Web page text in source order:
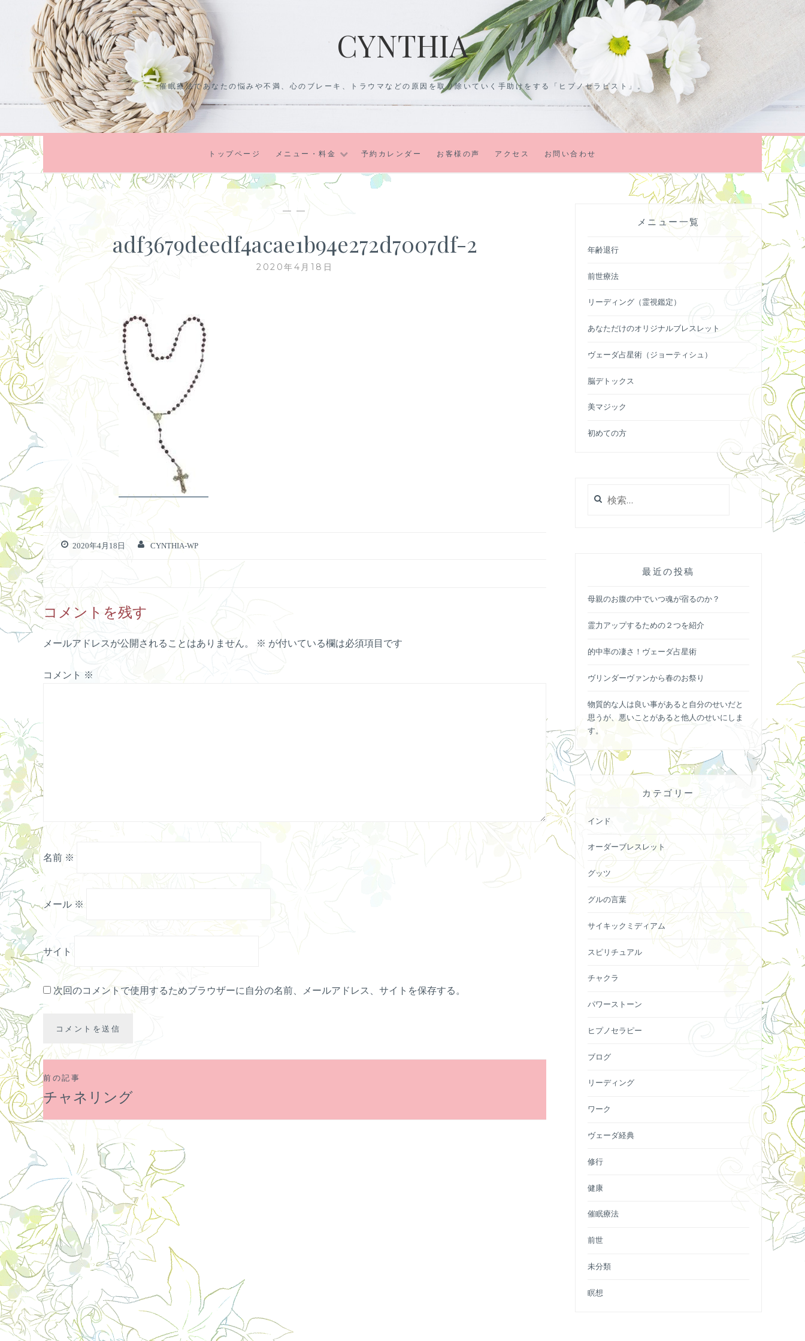
ス
ッ
プ
CYNTHIA
催眠療法であなたの悩みや不満、心のブレーキ、トラウマなどの原因を取り除いていく手助けをする「ヒプノセラピスト」。
トップページ メニュー・料金 予約カレンダー お客様の声 アクセス お問い合わせ
— —
adf3679deedf4acae1b94e272d7007df-2
2020年4月18日
2020年4月18日 CYNTHIA-WP
コメントを残す
メールアドレスが公開されることはありません。 ※ が付いている欄は必須項目です
コメント ※
名前 ※
メール ※
サイト
次回のコメントで使用するためブラウザーに自分の名前、メールアドレス、サイトを保存する。
投
稿
ナ
ビ
ゲ
ー
シ
前の記事
チャネリング
メニュー一覧
年齢退行
前世療法
リーディング（霊視鑑定）
あなただけのオリジナルブレスレット
ヴェーダ占星術（ジョーティシュ）
脳デトックス
美マジック
初めての方
索:
最近の投稿
母親のお腹の中でいつ魂が宿るのか？
霊力アップするための２つを紹介
的中率の凄さ！ヴェーダ占星術
ヴリンダーヴァンから春のお祭り
物質的な人は良い事があると自分のせいだと
思うが、悪いことがあると他人のせいにしま
す。
カテゴリー
インド
オーダーブレスレット
グッツ
グルの言葉
サイキックミディアム
スピリチュアル
チャクラ
パワーストーン
ヒプノセラピー
ブログ
リーディング
ワーク
ヴェーダ経典
修行
健康
催眠療法
前世
未分類
瞑想